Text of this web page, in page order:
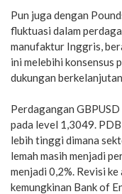
Pun juga dengan
fluktuasi dalam
manufaktur Inggris,
ini melebihi konsensus
dukungan
Perdagangan
pada level 1,3049.
lebih tinggi dimana
lemah masih menjadi
menjadi 0,2%. Revisi
kemungkinan Bank of